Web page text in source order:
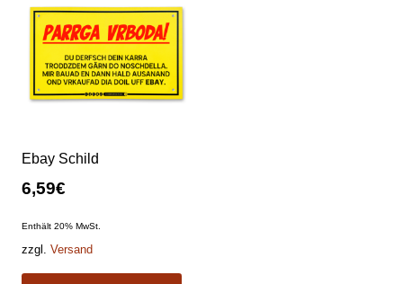
Ebay Schild
6,59€
Enthält 20% MwSt.
zzgl. Versand